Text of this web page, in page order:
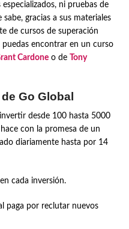
ni pruebas de
gracias a sus materiales
de cursos de superación
encontrar en un curso
Cardoneo de
Tony
Go Global
desde 100 hasta 5000
con la promesa de un
diariamente hasta por 14
cada inversión.
paga por reclutar nuevos